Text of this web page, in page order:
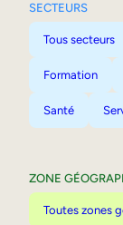
SECTEURS
Tous secteurs
Formation
Santé
ZONE
Toutes zones